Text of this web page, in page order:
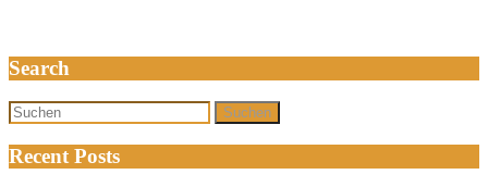
Search
Suchen
Recent Posts